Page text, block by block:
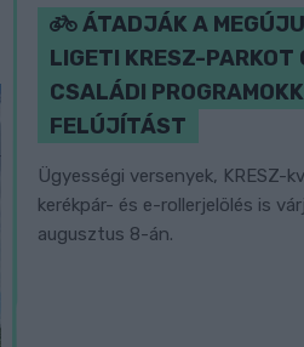
ÁTADJÁK A
LIGETI KRESZ-PARKOT
CSALÁDI
FELÚJÍTÁST
Ügyességi versenyek, KRESZ-
kerékpár- és e-rollerjelölés is
augusztus 8-án.